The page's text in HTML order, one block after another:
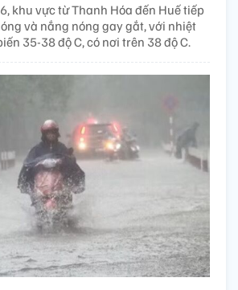
khu vực từ Thanh Hóa đến Huế tiếp
và nắng nóng gay gắt, với nhiệt
35-38 độ C, có nơi trên 38 độ C.